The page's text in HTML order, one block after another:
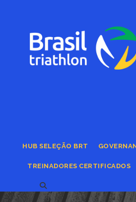
HUB SELEÇÃO BRT
TREINADORES CERTIFICADOS